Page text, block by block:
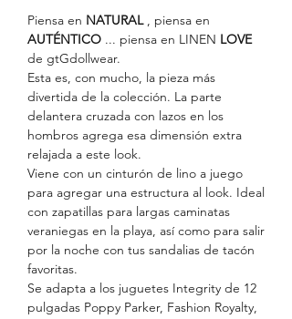
Piensa en NATURAL, piensa en
AUTÉNTICO ... piensa en LINEN LOVE
de gtGdollwear.
Esta es, con mucho, la pieza más
divertida de la colección. La parte
delantera cruzada con lazos en los
hombros agrega esa dimensión extra
relajada a este look.
Viene con un cinturón de lino a juego
para agregar una estructura al look. Ideal
con zapatillas para largas caminatas
veraniegas en la playa, así como para salir
por la noche con tus sandalias de tacón
favoritas.
Se adapta a los juguetes Integrity de 12
pulgadas Poppy Parker, Fashion Royalty,